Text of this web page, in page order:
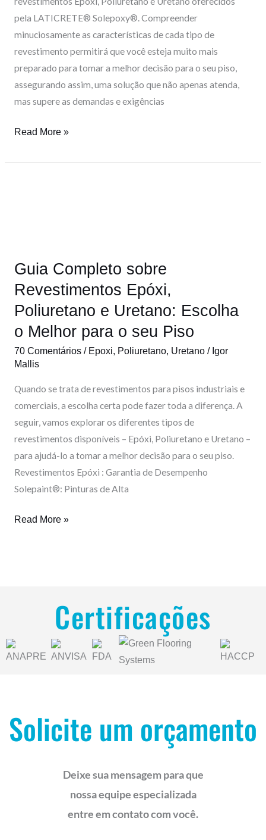
pela LATICRETE® Solepoxy®. Compreender
minuciosamente as características de cada tipo de
revestimento permitirá que você esteja muito mais
preparado para tomar a melhor decisão para o seu piso,
assegurando assim, uma solução que não apenas atenda,
mas supere as demandas e exigências
Read More »
Guia Completo sobre
Revestimentos Epóxi,
Poliuretano e Uretano: Escolha
o Melhor para o seu Piso
70 Comentários / Epoxi, Poliuretano, Uretano/ Igor
Mallis
Quando se trata de revestimentos para pisos industriais e
comerciais, a escolha certa pode fazer toda a diferença. A
seguir, vamos explorar os diferentes tipos de
revestimentos disponíveis – Epóxi, Poliuretano e Uretano –
para ajudá-lo a tomar a melhor decisão para o seu piso.
Revestimentos Epóxi : Garantia de Desempenho
Solepaint®: Pinturas de Alta
Poliuretano
e
Escolha
o
Melhor
para
o
Read More »
Certificações
Solicite um orçamento
Deixe sua mensagem para que
nossa equipe especializada
entre em contato com você.